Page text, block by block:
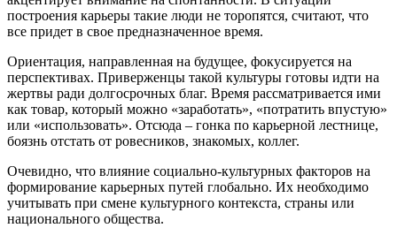
построения карьеры такие люди не торопятся, считают, что
все придет в свое предназначенное время.
Ориентация, направленная на будущее, фокусируется на
перспективах. Приверженцы такой культуры готовы идти на
жертвы ради долгосрочных благ. Время рассматривается ими
как товар, который можно «заработать», «потратить впустую»
или «использовать». Отсюда – гонка по карьерной лестнице,
боязнь отстать от ровесников, знакомых, коллег.
Очевидно, что влияние социально-культурных факторов на
формирование карьерных путей глобально. Их необходимо
учитывать при смене культурного контекста, страны или
национального общества.